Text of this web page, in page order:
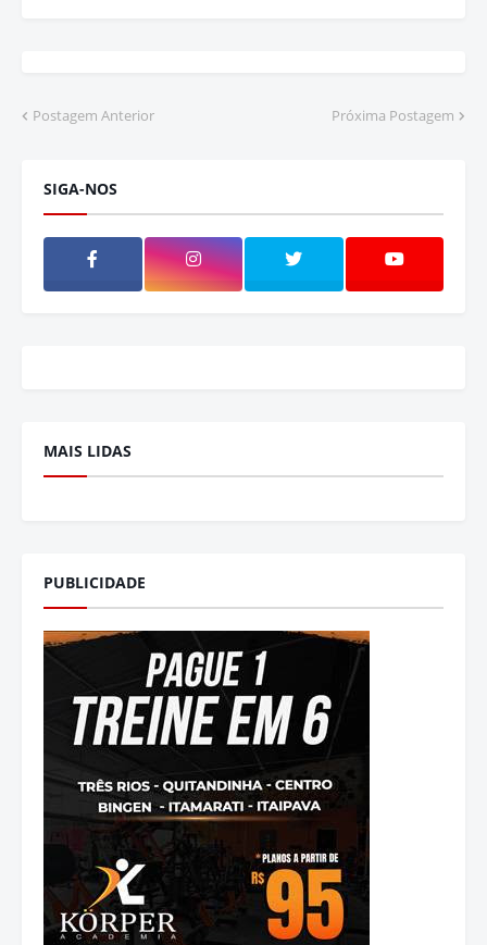
Postagem Anterior Próxima Postagem
SIGA-NOS
MAIS LIDAS
PUBLICIDADE